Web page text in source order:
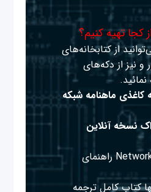
کجا تهیه کنیم؟
از کتابخانه‌های
نیز از دکه‌های
ماهنامه شبکه
نسخه آنلاین
+Network راهنمای
کتاب کامل ترجمه